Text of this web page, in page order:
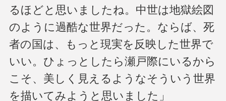
るほどと思いましたね。中世は地獄絵図
のように過酷な世界だった。ならば、死
者の国は、もっと現実を反映した世界で
いい。ひょっとしたら瀬戸際にいるから
こそ、美しく見えるようなそういう世界
を描いてみようと思いました」